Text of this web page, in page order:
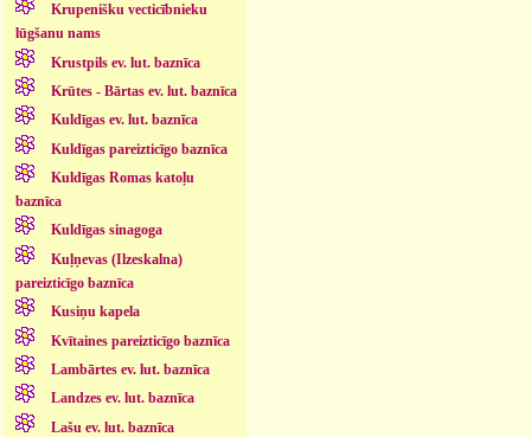
Krupenišku vecticībnieku
lūgšanu nams
Krustpils ev. lut. baznīca
Krūtes - Bārtas ev. lut. baznīca
Kuldīgas ev. lut. baznīca
Kuldīgas pareizticīgo baznīca
Kuldīgas Romas katoļu
baznīca
Kuldīgas sinagoga
Kuļņevas (Ilzeskalna)
pareizticīgo baznīca
Kusiņu kapela
Kvītaines pareizticīgo baznīca
Lambārtes ev. lut. baznīca
Landzes ev. lut. baznīca
Lašu ev. lut. baznīca